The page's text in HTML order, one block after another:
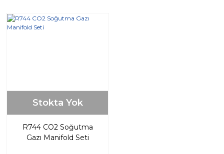
Stokta Yok
R744 CO2 Soğutma
Gazı Manifold Seti